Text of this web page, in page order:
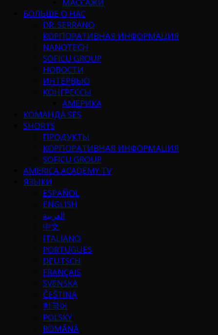
МАССАЖИ
БОЛЬШЕ О НАС
DR. SERRANO
КОРПОРАТИВНАЯ ИНФОРМАЦИЯ
NANOTECH
SOFICU GROUP
НОВОСТИ
ИНТЕРВЬЮ
КОНГРЕССЫ
АМЕРИКА
КОМАНДА SES
SHORTS
ПРОДУКТЫ
КОРПОРАТИВНАЯ ИНФОРМАЦИЯ
SOFICU GROUP
AMERICA ACADEMY TV
ЯЗЫКИ
ESPAÑOL
ENGLISH
العربية
中文
ITALIANO
PORTUGUÉS
DEUTSCH
FRANÇAIS
SVENSKA
ČEŠTINA
한국어
POLSKY
ROMÂNĂ